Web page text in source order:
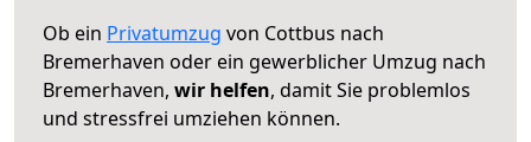
Ob ein Privatumzug von Cottbus nach
Bremerhaven oder ein gewerblicher Umzug nach
Bremerhaven, wir helfen, damit Sie problemlos
und stressfrei umziehen können.